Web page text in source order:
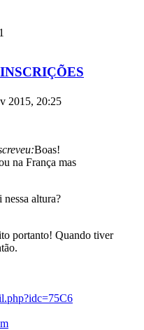
2015, 20:25
Boas!
na França mas
altura?
portanto! Quando tiver